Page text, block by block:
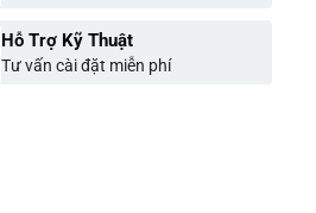
Hỗ Trợ Kỹ Thuật
Tư vấn cài đặt miễn phí